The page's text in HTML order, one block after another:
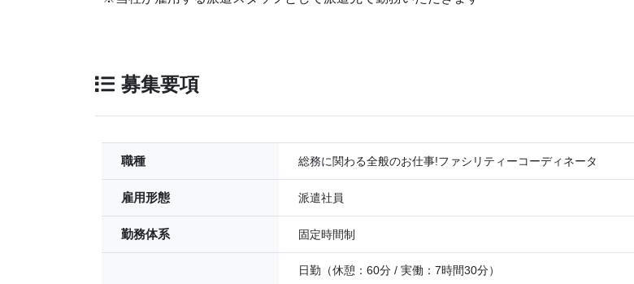
募集要項
職種 総務に関わる全般のお仕事!ファシリティーコーディネータ
雇用形態 派遣社員
勤務体系 固定時間制
日勤（休憩：60分 / 実働：7時間30分）